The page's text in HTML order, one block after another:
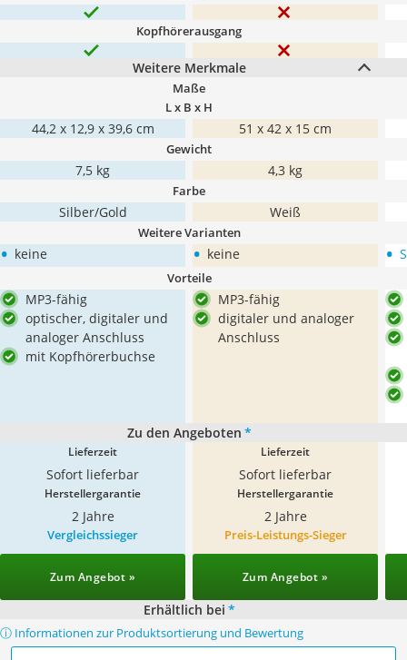
Kopfhörerausgang
Weitere Merkmale
Maße
L x B x H
44,2 x 12,9 x 39,6 cm 51 x 42 x 15 cm
Gewicht
7,5 kg 4,3 kg
Farbe
Silber/Gold Weiß
Weitere Varianten
• keine • keine •
Vorteile
MP3-fähig
optischer, digitaler und
analoger Anschluss
mit Kopfhörerbuchse
MP3-fähig
digitaler und analoger
Anschluss
Zu den Angeboten *
Lieferzeit
Sofort lieferbar
Lieferzeit
Sofort lieferbar
Herstellergarantie
2 Jahre
Herstellergarantie
2 Jahre
Vergleichssieger
Zum Angebot »
Preis-Leistungs-Sieger
Zum Angebot »
Erhältlich bei *
ⓘ Informationen zur Produktsortierung und Bewertung